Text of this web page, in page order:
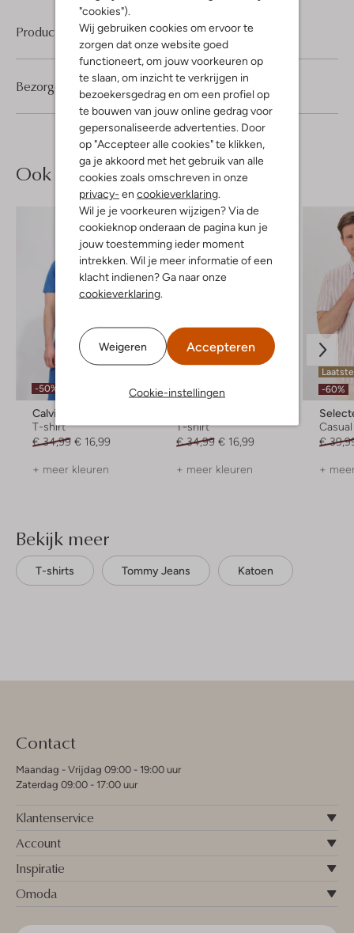
"cookies").
Wij gebruiken cookies om ervoor te
zorgen dat onze website goed
functioneert, om jouw voorkeuren op
te slaan, om inzicht te verkrijgen in
bezoekersgedrag en om een profiel op
te bouwen van jouw online gedrag voor
gepersonaliseerde advertenties. Door
op "Accepteer alle cookies" te klikken,
ga je akkoord met het gebruik van alle
cookies zoals omschreven in onze
privacy- en cookieverklaring.
Wil je je voorkeuren wijzigen? Via de
cookieknop onderaan de pagina kun je
jouw toestemming ieder moment
intrekken. Wil je meer informatie of een
klacht indienen? Ga naar onze
cookieverklaring.
Weigeren Accepteren
Cookie-instellingen
Product informatie
Bezorgen & retourneren
Ook iets voor jou?
-50%
Calvin Klein
T-shirt
€ 34,99 € 16,99
+ meer kleuren
-50%
T-shirt
€ 34,99 € 16,99
+ meer kleuren
-60%
€
+
Bekijk meer
T-shirts Tommy Jeans Katoen
Contact
Maandag - Vrijdag 09:00 - 19:00 uur
Zaterdag 09:00 - 17:00 uur
Klantenservice
Account
Inspiratie
Omoda